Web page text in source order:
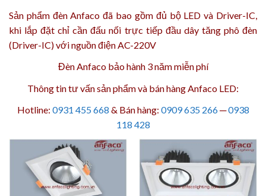
Sản phẩm đèn Anfaco đã bao gồm đủ bộ LED và Driver-IC,
khi lắp đặt chỉ cần đấu nối trực tiếp đầu dây tăng phô đèn
(Driver-IC) với nguồn điện AC-220V
Đèn Anfaco bảo hành 3 nămmiễn phí
Thông tin tư vấn sản phẩm và bán hàng Anfaco LED:
Hotline: 0931 455 668 & Bán hàng: 0909 635 266─0938
118 428